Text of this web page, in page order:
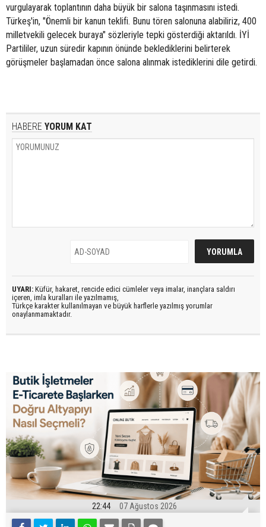
vurgulayarak toplantının daha büyük bir salona taşınmasını istedi.
Türkeş'in, "Önemli bir kanun teklifi. Bunu tören salonuna alabiliriz, 400
milletvekili gelecek buraya" sözleriyle tepki gösterdiği aktarıldı. İYİ
Partililer, uzun süredir kapının önünde beklediklerini belirterek
görüşmeler başlamadan önce salona alınmak istediklerini dile getirdi.
HABERE YORUM KAT
UYARI: Küfür, hakaret, rencide edici cümleler veya imalar, inançlara saldırı
içeren, imla kuralları ile yazılmamış,
Türkçe karakter kullanılmayan ve büyük harflerle yazılmış yorumlar
onaylanmamaktadır.
22:44 07 Ağustos 2026